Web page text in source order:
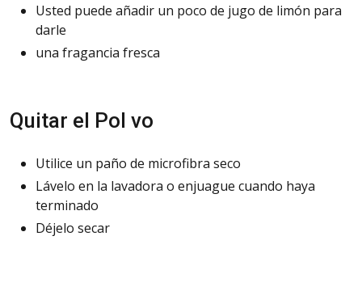
Usted puede añadir un poco de jugo de limón para
darle
una fragancia fresca
Quitar el Pol vo
Utilice un paño de microfibra seco
Lávelo en la lavadora o enjuague cuando haya
terminado
Déjelo secar